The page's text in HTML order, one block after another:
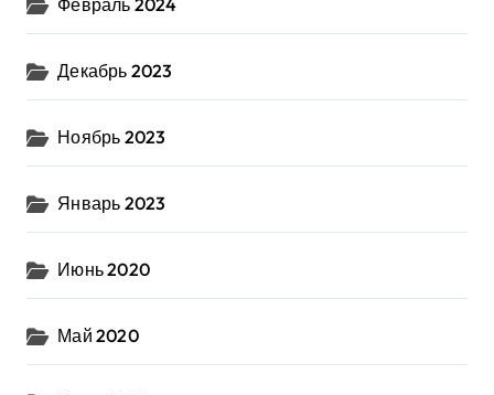
Февраль 2024
Декабрь 2023
Ноябрь 2023
Январь 2023
Июнь 2020
Май 2020